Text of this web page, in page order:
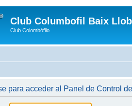
Club Columbofil Baix
Club Colombófilo
para acceder al Panel de Control